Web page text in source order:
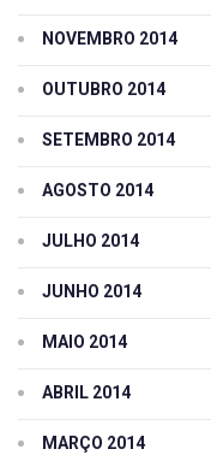
NOVEMBRO 2014
OUTUBRO 2014
SETEMBRO 2014
AGOSTO 2014
JULHO 2014
JUNHO 2014
MAIO 2014
ABRIL 2014
MARÇO 2014